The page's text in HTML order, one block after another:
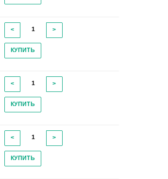
< >
КУПИТЬ
< >
КУПИТЬ
< >
КУПИТЬ